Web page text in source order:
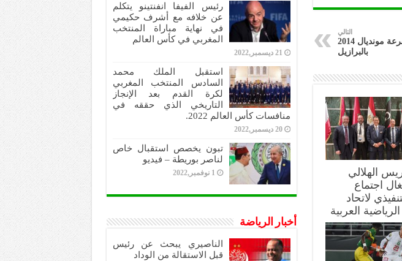
التالي
النتائج النهائية لقرعة مونديال 2014
بالبرازيل
الهلالي
اجتماع
لاتحاد
الرياضية العربية
رئيس الفيفا انفنتينو يتكلم
عن خلافه مع أشرف حكيمي
في نهاية مباراة المنتخب
المغربي في كأس العالم
21 ديسمبر,2022
استقبل الملك محمد
السادس المنتخب المغربي
لكرة القدم بعد الإنجاز
التاريخي الذي حققه في
منافسات كأس العالم 2022.
20 ديسمبر,2022
تبون يخصص استقبال خاص
لناصر بوريطة – فيديو
1 نوفمبر,2022
أخبار الرياضة
الناصيري يبحث عن رئيس
قبل الاستقالة من الوداد